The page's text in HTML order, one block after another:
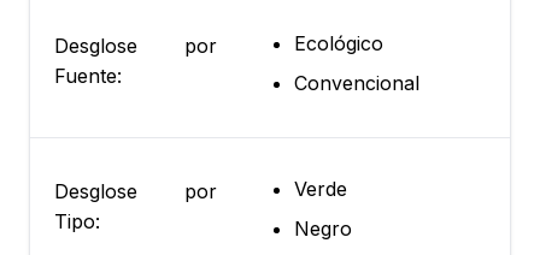
Desglose por
Fuente:
Ecológico
Convencional
Desglose por
Tipo:
Verde
Negro